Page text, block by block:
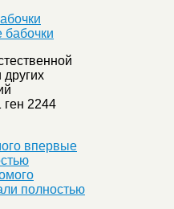
ген 2244
впервые